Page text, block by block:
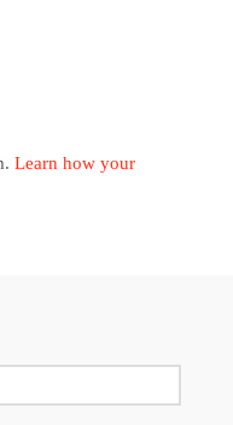
Learn how your